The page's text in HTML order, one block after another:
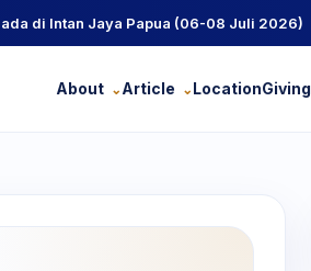
di Intan Jaya Papua (06-08 Juli 2026)
About Article LocationGiving